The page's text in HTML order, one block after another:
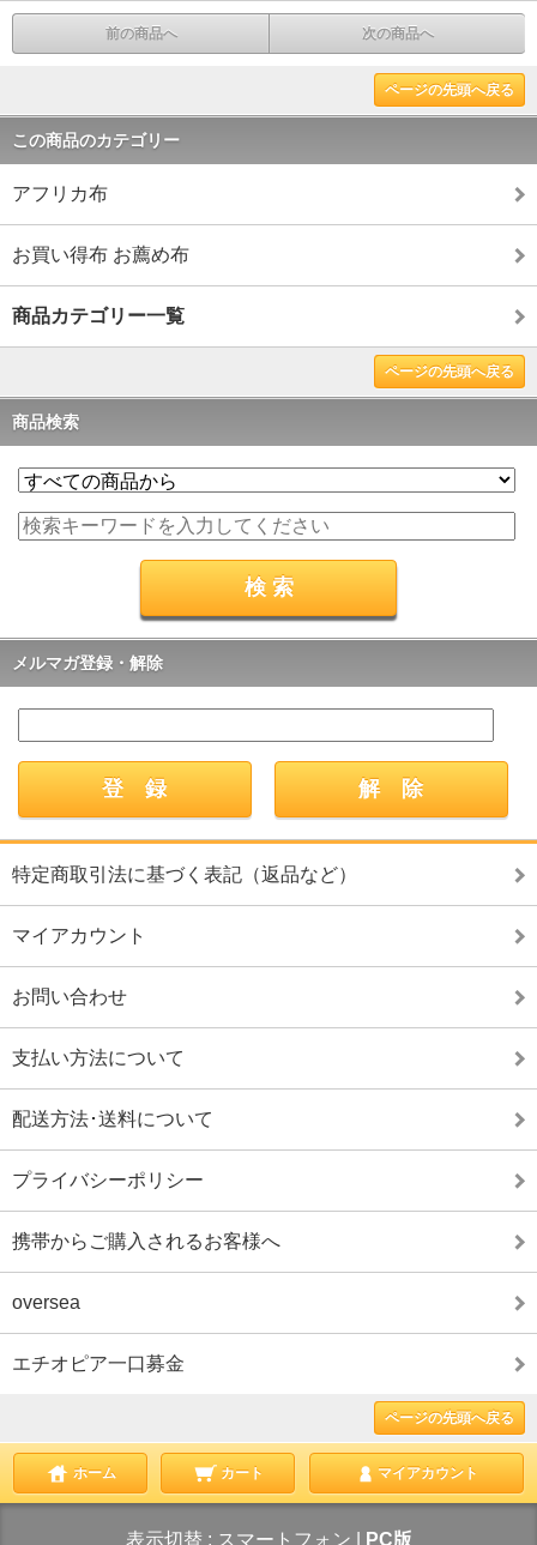
前の商品へ 次の商品へ
ページの先頭へ戻る
この商品のカテゴリー
アフリカ布
お買い得布 お薦め布
商品カテゴリー一覧
ページの先頭へ戻る
商品検索
メルマガ登録・解除
特定商取引法に基づく表記（返品など）
マイアカウント
お問い合わせ
支払い方法について
配送方法･送料について
プライバシーポリシー
携帯からご購入されるお客様へ
oversea
エチオピア一口募金
ページの先頭へ戻る
ホーム カート マイアカウント
表示切替 : スマートフォン PC版